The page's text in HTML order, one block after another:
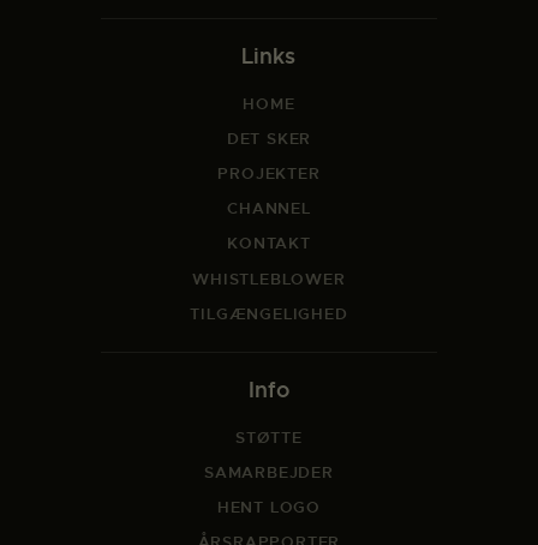
Links
HOME
DET SKER
PROJEKTER
CHANNEL
KONTAKT
WHISTLEBLOWER
TILGÆNGELIGHED
Info
STØTTE
SAMARBEJDER
HENT LOGO